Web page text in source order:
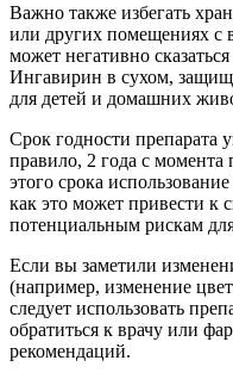
Важно также избегать
или других помещениях с
может негативно
Ингавирин в сухом,
для детей и домашних
Срок годности препарата
правило, 2 года с момента
этого срока
как это может привести к
потенциальным рискам
Если вы заметили
(например, изменение
следует использовать
обратиться к врачу или
рекомендаций.